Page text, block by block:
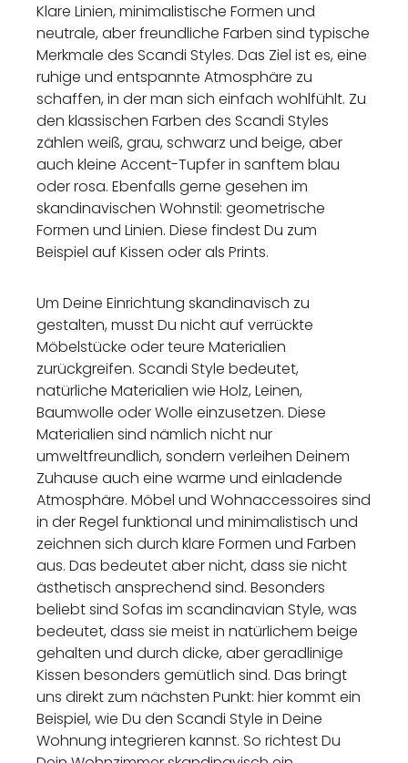
Klare Linien, minimalistische Formen und
neutrale, aber freundliche Farben sind typische
Merkmale des Scandi Styles. Das Ziel ist es, eine
ruhige und entspannte Atmosphäre zu
schaffen, in der man sich einfach wohlfühlt. Zu
den klassischen Farben des Scandi Styles
zählen weiß, grau, schwarz und beige, aber
auch kleine Accent-Tupfer in sanftem blau
oder rosa. Ebenfalls gerne gesehen im
skandinavischen Wohnstil: geometrische
Formen und Linien. Diese findest Du zum
Beispiel auf Kissen oder als Prints.
Um Deine Einrichtung skandinavisch zu
gestalten, musst Du nicht auf verrückte
Möbelstücke oder teure Materialien
zurückgreifen. Scandi Style bedeutet,
natürliche Materialien wie Holz, Leinen,
Baumwolle oder Wolle einzusetzen. Diese
Materialien sind nämlich nicht nur
umweltfreundlich, sondern verleihen Deinem
Zuhause auch eine warme und einladende
Atmosphäre. Möbel und Wohnaccessoires sind
in der Regel funktional und minimalistisch und
zeichnen sich durch klare Formen und Farben
aus. Das bedeutet aber nicht, dass sie nicht
ästhetisch ansprechend sind. Besonders
beliebt sind Sofas im scandinavian Style, was
bedeutet, dass sie meist in natürlichem beige
gehalten und durch dicke, aber geradlinige
Kissen besonders gemütlich sind. Das bringt
uns direkt zum nächsten Punkt: hier kommt ein
Beispiel, wie Du den Scandi Style in Deine
Wohnung integrieren kannst. So richtest Du